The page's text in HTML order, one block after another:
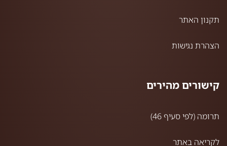
תקנון האתר
הצהרת נגישות
קישורים מהירים
תרומה (לפי סעיף 46)
לקריאה באתר